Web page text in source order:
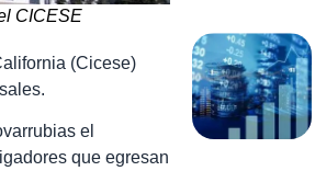
CICESE
(Cicese)
el
que egresan